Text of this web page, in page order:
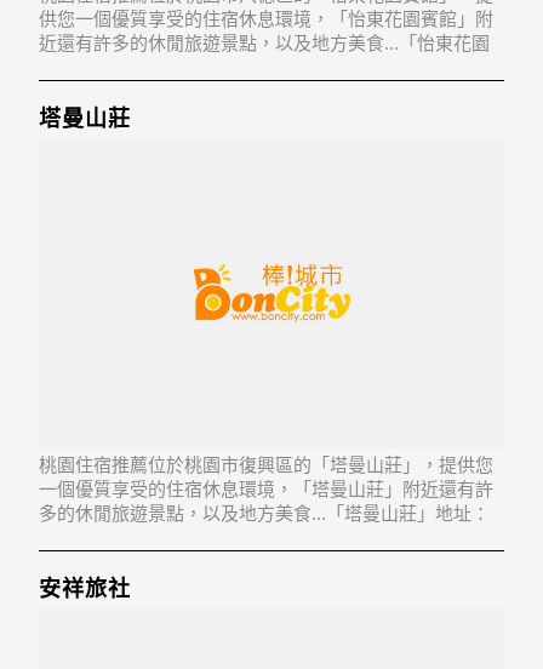
供您一個優質享受的住宿休息環境，「怡東花園賓館」附
近還有許多的休閒旅遊景點，以及地方美食...「怡東花園
塔曼山莊
桃園住宿推薦位於桃園市復興區的「塔曼山莊」，提供您
一個優質享受的住宿休息環境，「塔曼山莊」附近還有許
多的休閒旅遊景點，以及地方美食...「塔曼山莊」地址：
安祥旅社